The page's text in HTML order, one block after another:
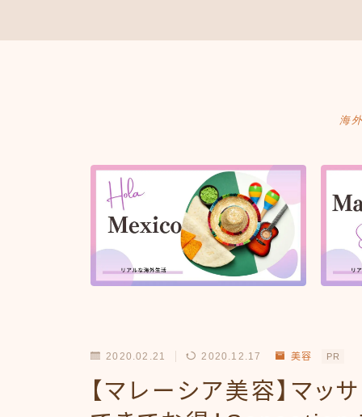
海
2020.02.21 2020.12.17 美容 PR
【マレーシア美容】マッ